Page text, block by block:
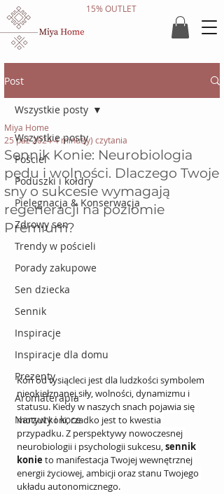
15% OUTLET
Post
Wszystkie posty
Pościel
Poduszki i kołdry
Pielęgnacja & Konserwacja
Zdrowy sen
Trendy w pościeli
Porady zakupowe
Sen dziecka
Sennik
Inspiracje
Inspiracje dla domu
Prezenty
Aromaterapia
Narzuty i koce
Wszystkie posty
Sennik Konie: Neurobiologia
pędu i wolności. Dlaczego Twoje
sny o sukcesie wymagają
regeneracji na poziomie
Premium?
Miya Home
25 paź 20244 minut(y) czytania
Koń od tysiącleci jest dla ludzkości symbolem
nieokiełznanej siły, wolności, dynamizmu i
statusu. Kiedy w naszych snach pojawia się
motyw koni, rzadko jest to kwestia
przypadku. Z perspektywy nowoczesnej
neurobiologii i psychologii sukcesu, sennik
konie to manifestacja Twojej wewnętrznej
energii życiowej, ambicji oraz stanu Twojego
układu autonomicznego.